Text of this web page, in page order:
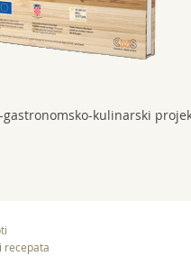
gastronomsko-kulinarski
recepata